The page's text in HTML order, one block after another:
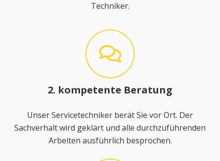
Techniker.
2. kompetente Beratung
Unser Servicetechniker berät Sie vor Ort. Der
Sachverhalt wird geklärt und alle durchzuführenden
Arbeiten ausführlich besprochen.